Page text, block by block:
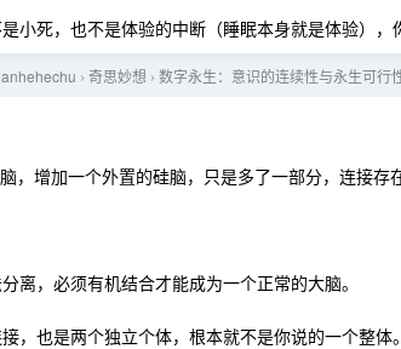
小死，也不是体验的中断（睡眠本身就是体验），
› 奇思妙想 › 数字永生：意识的连续性与永生可行
，增加一个外置的硅脑，只是多了一部分，连接存
离，必须有机结合才能成为一个正常的大脑。
，也是两个独立个体，根本就不是你说的一个整体。